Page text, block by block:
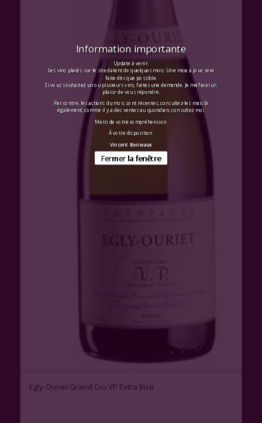
Egly-Ouriet Grand Cru VP Extra Brut
Information importante
Update à venir.
Les vins placés sur le site datent de quelques mois. Une mise à jour sera
faite dès que possible.
Si vous souhaitez un ou plusieurs vins, faites une demande. Je me ferai un
plaisir de vous répondre.
Par contre, les actions du mois sont récentes, consultez-les mais là
également, comme il y a des ventes au quotidien, consultez moi.
Merci de votre compréhension.
À votre disposition.
Vincent Benieaux
Fermer la fenêtre